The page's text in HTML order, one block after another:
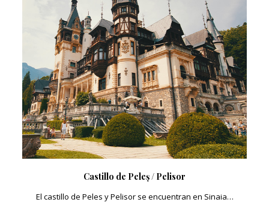
Castillo de Peleș / Pelisor
El castillo de Peles y Pelisor se encuentran en Sinaia…